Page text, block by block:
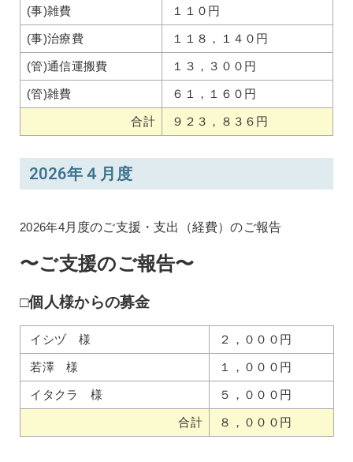
(事)雑費 １１０円
(事)治療費 １１８，１４０円
(管)通信運搬費 １３，３００円
(管)雑費 ６１，１６０円
合計 ９２３，８３６円
2026年４月度
2026年4月度のご支援・支出（経費）のご報告
〜ご支援のご報告〜
□個人様からの募金
イシヅ 様 ２，０００円
若澤 様 １，０００円
イタクラ 様 ５，０００円
合計 ８，０００円